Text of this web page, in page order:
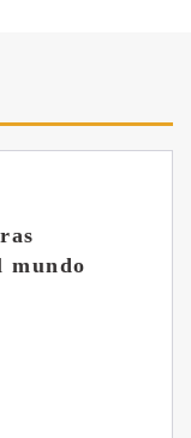
Yanmar